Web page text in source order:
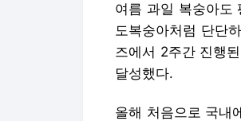
여름 과일 복숭아도
도복숭아처럼 단단
즈에서 2주간 진행
달성했다.
올해 처음으로 국내